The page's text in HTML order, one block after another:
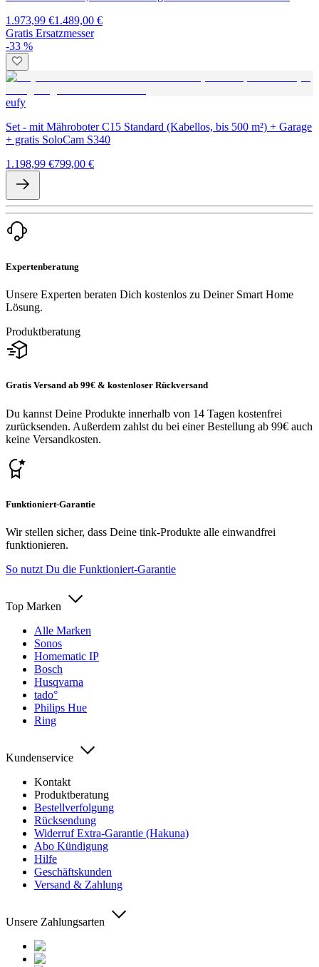
1.973,99 €1.489,00 €
Gratis Ersatzmesser
-33 %
eufy
Set - mit Mähroboter C15 Standard (Kabellos, bis 500 m²) + Garage
+ gratis SoloCam S340
1.198,99 €799,00 €
Expertenberatung
Unsere Experten beraten Dich kostenlos zu Deiner Smart Home
Lösung.
Produktberatung
Gratis Versand ab 99€ & kostenloser Rückversand
Du kannst Deine Produkte innerhalb von 14 Tagen kostenfrei
zurücksenden. Außerdem zahlst du bei einer Bestellung ab 99€ auch
keine Versandkosten.
Funktioniert-Garantie
Wir stellen sicher, dass Deine tink-Produkte alle einwandfrei
funktionieren.
So nutzt Du die Funktioniert-Garantie
Top Marken
Alle Marken
Sonos
Homematic IP
Bosch
Husqvarna
tado°
Philips Hue
Ring
Kundenservice
Kontakt
Produktberatung
Bestellverfolgung
Rücksendung
Widerruf Extra-Garantie (Hakuna)
Abo Kündigung
Hilfe
Geschäftskunden
Versand & Zahlung
Unsere Zahlungsarten